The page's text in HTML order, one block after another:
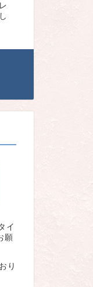
イ
願
り